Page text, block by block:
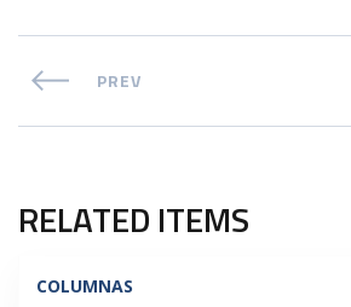
PREV
RELATED ITEMS
COLUMNAS